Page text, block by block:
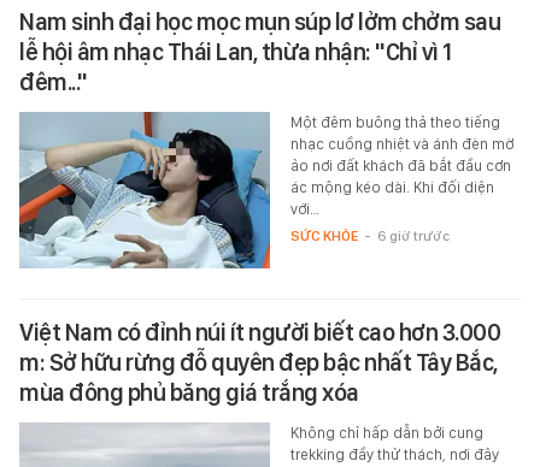
Nam sinh đại học mọc mụn súp lơ lởm chởm sau
lễ hội âm nhạc Thái Lan, thừa nhận: "Chỉ vì 1
đêm..."
Một đêm buông thả theo tiếng
nhạc cuồng nhiệt và ánh đèn mờ
ảo nơi đất khách đã bắt đầu cơn
ác mộng kéo dài. Khi đối diện
với…
SỨC KHỎE - 6 giờ trước
Việt Nam có đỉnh núi ít người biết cao hơn 3.000
m: Sở hữu rừng đỗ quyên đẹp bậc nhất Tây Bắc,
mùa đông phủ băng giá trắng xóa
Không chỉ hấp dẫn bởi cung
trekking đầy thử thách, nơi đây